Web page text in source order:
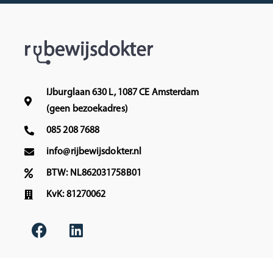
IJburglaan 630 L, 1087 CE Amsterdam
(geen bezoekadres)
085 208 7688
info@rijbewijsdokter.nl
BTW: NL862031758B01
KvK: 81270062